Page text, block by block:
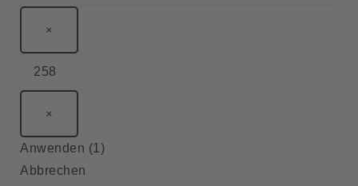
×
×
Anwenden (1 )
Abbrechen